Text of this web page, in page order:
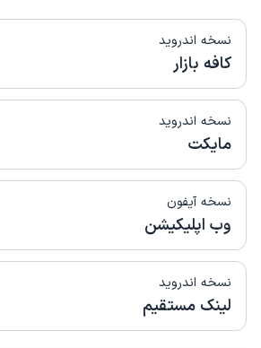
نسخه اندروید
کافه بازار
نسخه اندروید
مایکت
نسخه آیفون
وب اپلیکیشن
نسخه اندروید
لینک مستقیم